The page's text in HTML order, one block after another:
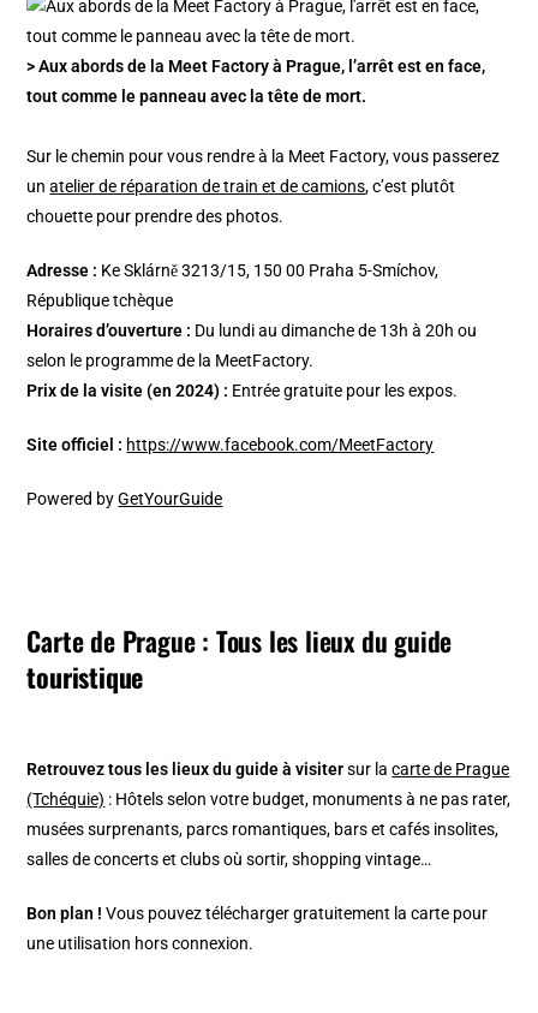
> Aux abords de la Meet Factory à Prague, l’arrêt est en face,
tout comme le panneau avec la tête de mort.
Sur le chemin pour vous rendre à la Meet Factory, vous passerez
unatelier de réparation de train et de camions, c’est plutôt
chouette pour prendre des photos.
Adresse : Ke Sklárně 3213/15, 150 00 Praha 5-Smíchov,
République tchèque
Horaires d’ouverture : Du lundi au dimanche de 13h à 20h ou
selon le programme de la MeetFactory.
Prix de la visite (en 2024) : Entrée gratuite pour les expos.
Site officiel : https://www.facebook.com/MeetFactory
Powered byGetYourGuide
Carte de Prague : Tous les lieux du guide
touristique
Retrouvez tous les lieux du guide à visitersur lacarte de Prague
(Tchéquie) : Hôtels selon votre budget, monuments à ne pas rater,
musées surprenants, parcs romantiques, bars et cafés insolites,
salles de concerts et clubs où sortir, shopping vintage…
Bon plan ! Vous pouvez télécharger gratuitement la carte pour
une utilisation hors connexion.